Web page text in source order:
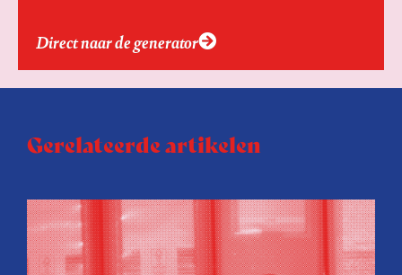
Direct naar de generator
Gerelateerde artikelen